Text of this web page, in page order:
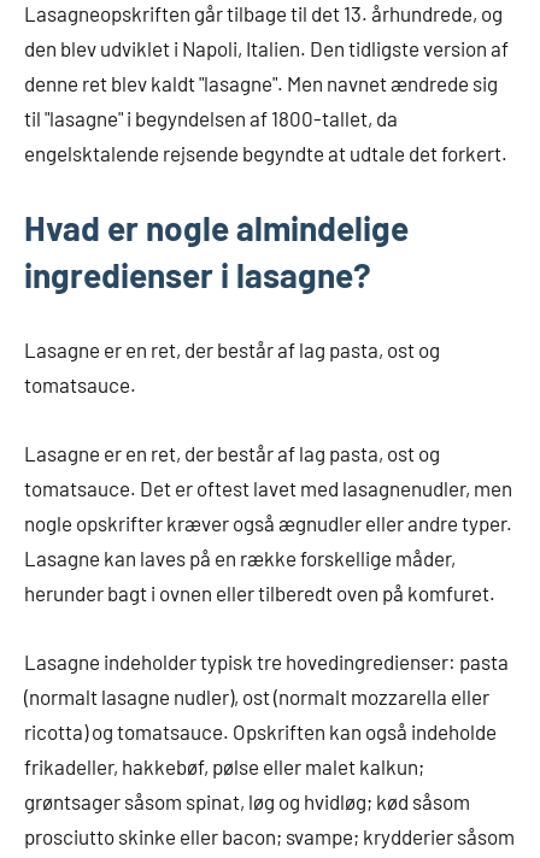
Lasagneopskriften går tilbage til det 13. århundrede, og
den blev udviklet i Napoli, Italien. Den tidligste version af
denne ret blev kaldt "lasagne". Men navnet ændrede sig
til "lasagne" i begyndelsen af 1800-tallet, da
engelsktalende rejsende begyndte at udtale det forkert.
Hvad er nogle almindelige
ingredienser i lasagne?
Lasagne er en ret, der består af lag pasta, ost og
tomatsauce.
Lasagne er en ret, der består af lag pasta, ost og
tomatsauce. Det er oftest lavet med lasagnenudler, men
nogle opskrifter kræver også ægnudler eller andre typer.
Lasagne kan laves på en række forskellige måder,
herunder bagt i ovnen eller tilberedt oven på komfuret.
Lasagne indeholder typisk tre hovedingredienser: pasta
(normalt lasagne nudler), ost (normalt mozzarella eller
ricotta) og tomatsauce. Opskriften kan også indeholde
frikadeller, hakkebøf, pølse eller malet kalkun;
grøntsager såsom spinat, løg og hvidløg; kød såsom
prosciutto skinke eller bacon; svampe; krydderier såsom